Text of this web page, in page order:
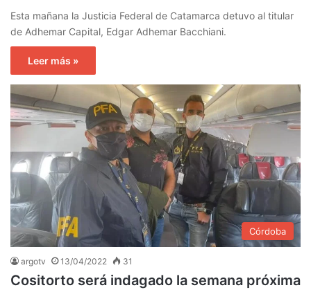
Esta mañana la Justicia Federal de Catamarca detuvo al titular
de Adhemar Capital, Edgar Adhemar Bacchiani.
Leer más »
Córdoba
argotv 13/04/2022 31
Cositorto será indagado la semana próxima